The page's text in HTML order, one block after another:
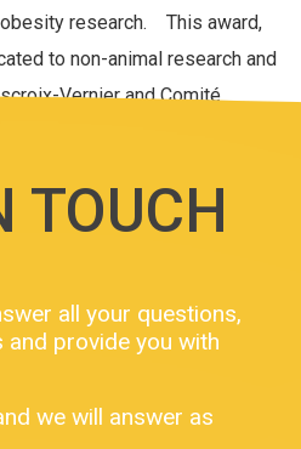
research. This award,
to non-animal research and
Vernier and Comité
TOUCH
all your questions,
provide you with
we will answer as